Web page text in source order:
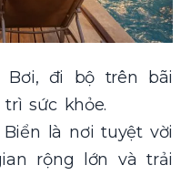
Bơi, đi bộ trên bãi
sức khỏe.
là nơi tuyệt vời
rộng lớn và trải